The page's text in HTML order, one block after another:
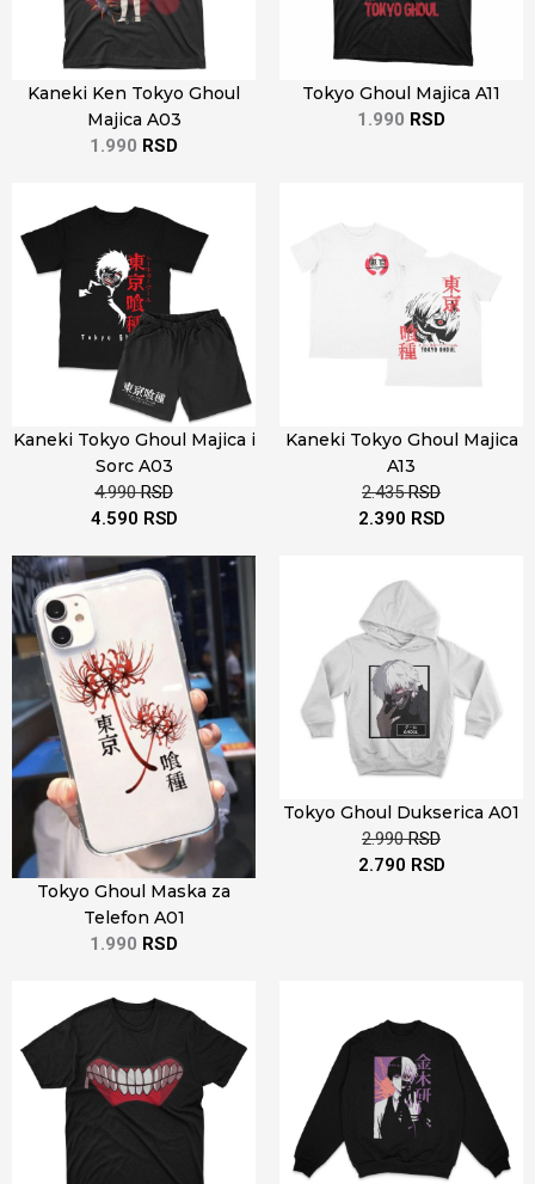
Kaneki Ken Tokyo Ghoul
Majica A03
1.990 RSD
Tokyo Ghoul Majica A11
1.990 RSD
Kaneki Tokyo Ghoul Majica i
Sorc A03
4.990RSD
4.590 RSD
Kaneki Tokyo Ghoul Majica
A13
2.435RSD
2.390 RSD
Tokyo Ghoul Maska za
Telefon A01
1.990 RSD
Tokyo Ghoul Dukserica A01
2.990RSD
2.790 RSD